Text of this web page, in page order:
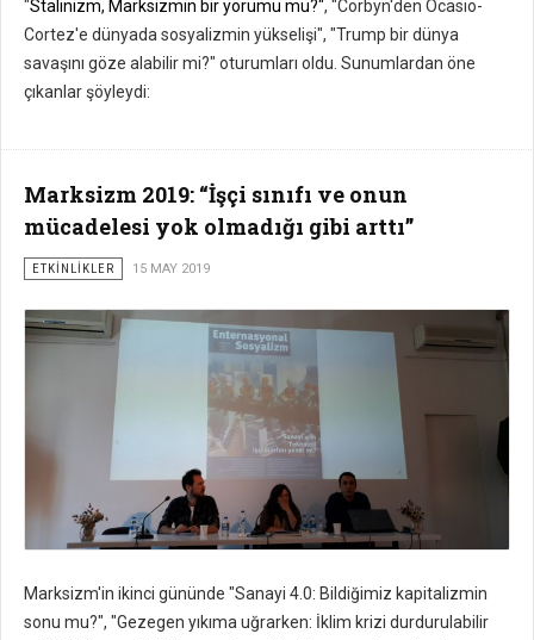
"Stalinizm, Marksizmin bir yorumu mu?", "Corbyn'den Ocasio-
Cortez'e dünyada sosyalizmin yükselişi", "Trump bir dünya
savaşını göze alabilir mi?" oturumları oldu. Sunumlardan öne
çıkanlar şöyleydi:
Marksizm 2019: “İşçi sınıfı ve onun
mücadelesi yok olmadığı gibi arttı”
ETKİNLİKLER 15 MAY 2019
Marksizm'in ikinci gününde "Sanayi 4.0: Bildiğimiz kapitalizmin
sonu mu?", "Gezegen yıkıma uğrarken: İklim krizi durdurulabilir